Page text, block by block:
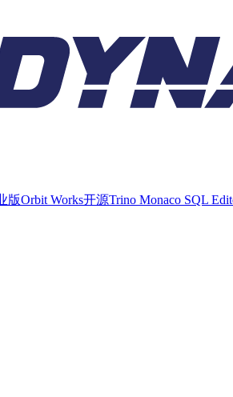
版Orbit Works开源Trino Monaco SQL